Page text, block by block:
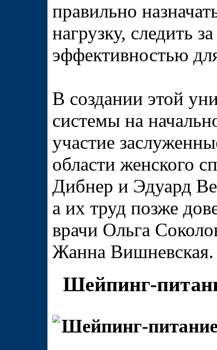
правильно
нагрузку, следить
эффективностью
В создании этой
системы на
участие
области женского
Дибнер и Эдуард
а их труд позже
врачи Ольга
Жанна Вишневская.
Шейпинг-
Шейпинг-